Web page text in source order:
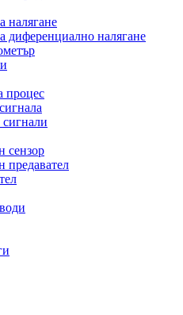
налягане
диференциално налягане
процес
сигнали
сензор
предавател